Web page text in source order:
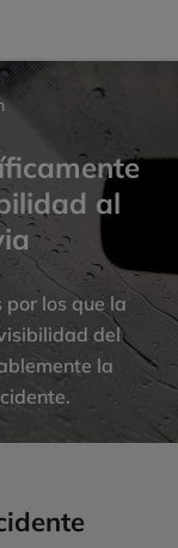
al
los que la
del
la